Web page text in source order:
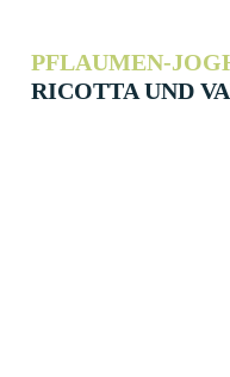
PFLAUMEN-
RICOTTA UND